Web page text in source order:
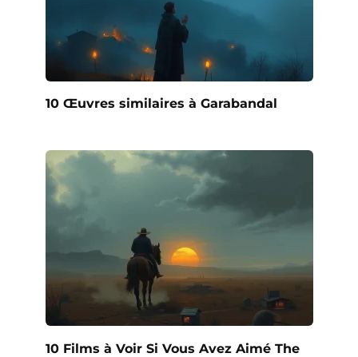
10 Œuvres similaires à Garabandal
10 Films à Voir Si Vous Avez Aimé The